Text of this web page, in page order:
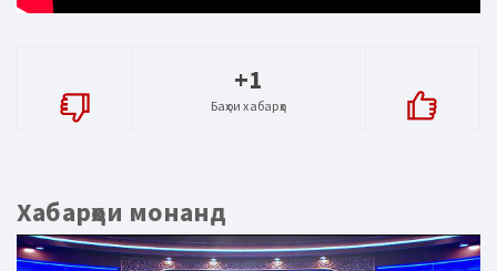
+1
Баҳои хабарҳо
Хабарҳои монанд